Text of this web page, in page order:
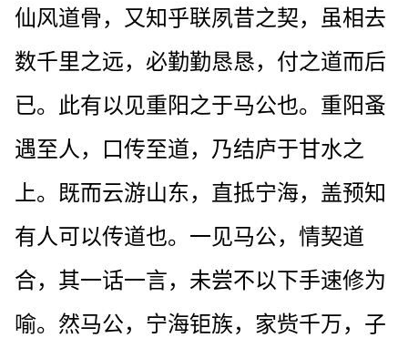
仙风道骨，又知乎联夙昔之契，虽相去
数千里之远，必勤勤恳恳，付之道而后
已。此有以见重阳之于马公也。重阳蚤
遇至人，口传至道，乃结庐于甘水之
上。既而云游山东，直抵宁海，盖预知
有人可以传道也。一见马公，情契道
合，其一话一言，未尝不以下手速修为
喻。然马公，宁海钜族，家赀千万，子